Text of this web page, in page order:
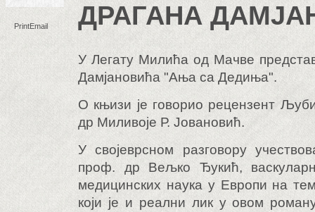
PrintEmail
ДРАГАНА
У Легату Милића од Мачве
Дамјановића "Ања са Дедиња".
О књизи је говорио рецензент
др Миливоје Р. Јовановић.
У својеврсном разговору
проф. др Вељко Ђукић,
медицинских наука у Европи на
који је и реални лик у овом